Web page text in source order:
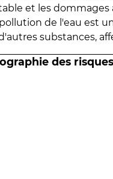
et les
de l'eau est
substances,
des